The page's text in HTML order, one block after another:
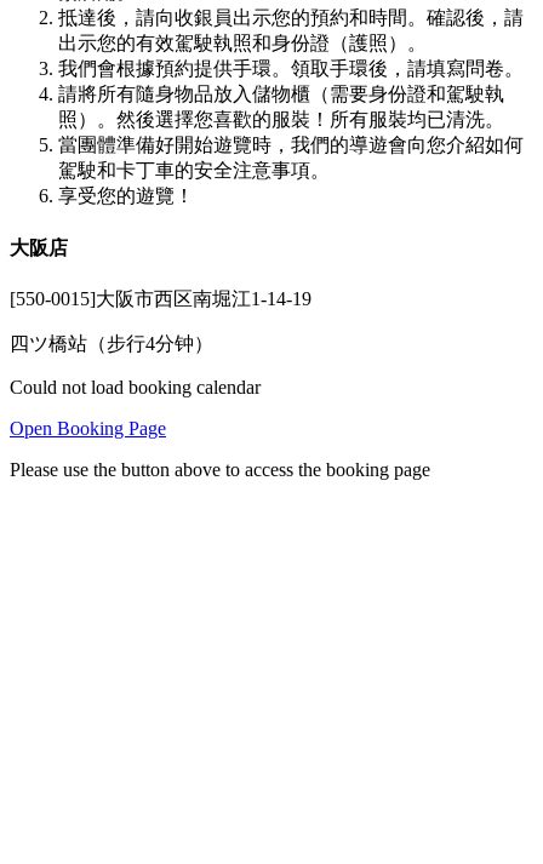
抵達後，請向收銀員出示您的預約和時間。確認後，請
出示您的有效駕駛執照和身份證（護照）。
我們會根據預約提供手環。領取手環後，請填寫問卷。
請將所有隨身物品放入儲物櫃（需要身份證和駕駛執
照）。然後選擇您喜歡的服裝！所有服裝均已清洗。
當團體準備好開始遊覽時，我們的導遊會向您介紹如何
駕駛和卡丁車的安全注意事項。
享受您的遊覽！
大阪店
[550-0015]大阪市西区南堀江1-14-19
四ツ橋站（步行4分钟）
Could not load booking calendar
Open Booking Page
Please use the button above to access the booking page